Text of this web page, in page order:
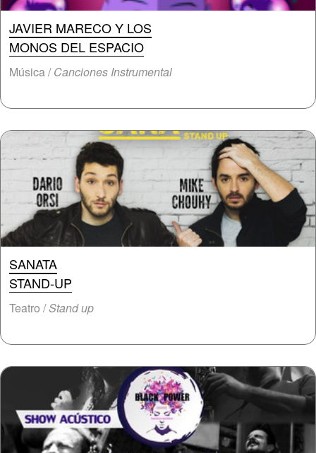
JAVIER MARECO Y LOS
MONOS DEL ESPACIO
Música /Canciones Instrumental
SANATA
STAND-UP
Teatro /Stand up